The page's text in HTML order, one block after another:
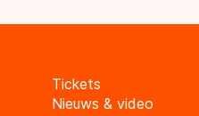
Tickets
Nieuws & video